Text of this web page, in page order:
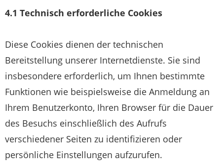
4.1 Technisch erforderliche Cookies
Diese Cookies dienen der technischen
Bereitstellung unserer Internetdienste. Sie sind
insbesondere erforderlich, um Ihnen bestimmte
Funktionen wie beispielsweise die Anmeldung an
Ihrem Benutzerkonto, Ihren Browser für die Dauer
des Besuchs einschließlich des Aufrufs
verschiedener Seiten zu identifizieren oder
persönliche Einstellungen aufzurufen.